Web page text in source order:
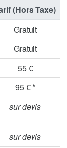
(Hors Taxe)
Gratuit
Gratuit
55 €
95 € *
sur devis
sur devis